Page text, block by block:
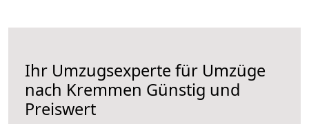
Ihr Umzugsexperte für Umzüge
nach Kremmen Günstig und
Preiswert